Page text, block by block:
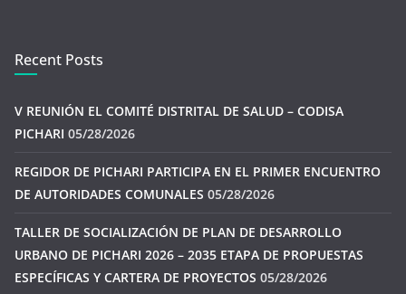
Recent Posts
V REUNIÓN EL COMITÉ DISTRITAL DE SALUD – CODISA
PICHARI 05/28/2026
REGIDOR DE PICHARI PARTICIPA EN EL PRIMER ENCUENTRO
DE AUTORIDADES COMUNALES 05/28/2026
TALLER DE SOCIALIZACIÓN DE PLAN DE DESARROLLO
URBANO DE PICHARI 2026 – 2035 ETAPA DE PROPUESTAS
ESPECÍFICAS Y CARTERA DE PROYECTOS 05/28/2026